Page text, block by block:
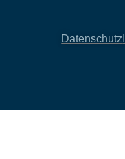
Datenschutz